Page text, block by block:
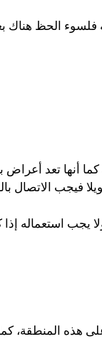
فلسوء الحظ هناك
أنها تعد
فيجب الاتصال
يجب استعماله
هذه المنطقة،